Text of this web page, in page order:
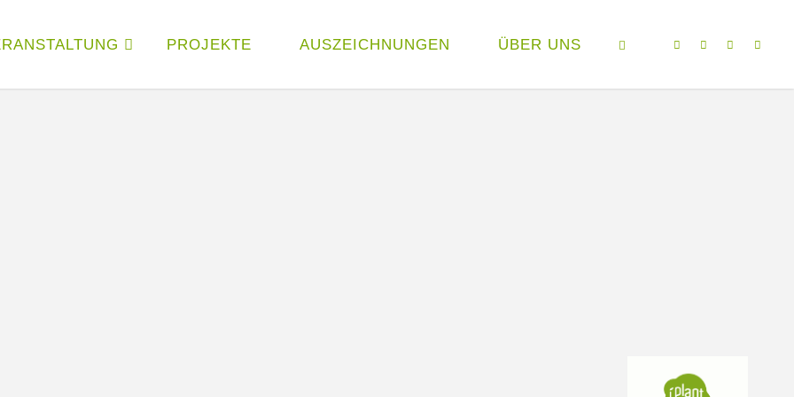
PROJEKTE AUSZEICHNUNGEN ÜBER UNS